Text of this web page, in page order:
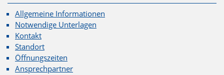
Allgemeine Informationen
Notwendige Unterlagen
Kontakt
Standort
Öffnungszeiten
Ansprechpartner